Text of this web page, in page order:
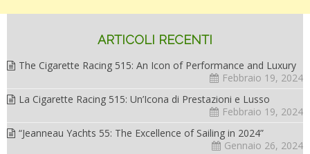
ARTICOLI RECENTI
The Cigarette Racing 515: An Icon of Performance and Luxury
Febbraio 19, 2024
La Cigarette Racing 515: Un’Icona di Prestazioni e Lusso
Febbraio 19, 2024
“Jeanneau Yachts 55: The Excellence of Sailing in 2024”
Gennaio 26, 2024